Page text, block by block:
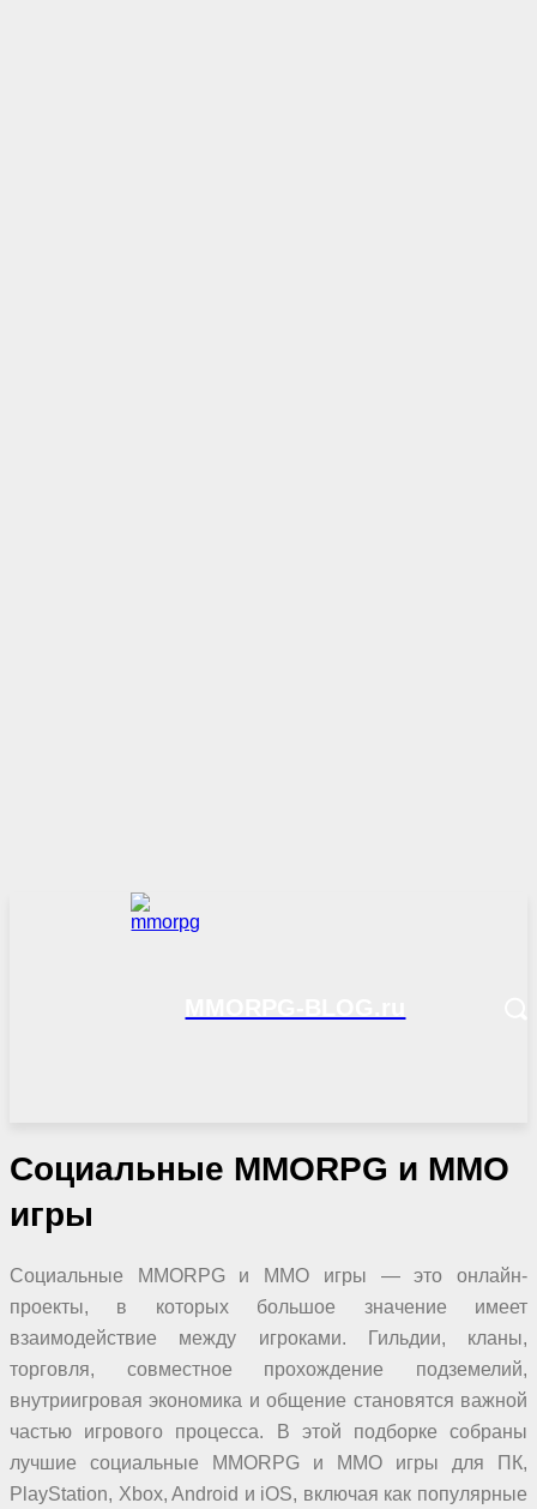
Социальные MMORPG и MMO
игры
Социальные MMORPG и MMO игры — это онлайн-
проекты, в которых большое значение имеет
взаимодействие между игроками. Гильдии, кланы,
торговля, совместное прохождение подземелий,
внутриигровая экономика и общение становятся важной
частью игрового процесса. В этой подборке собраны
лучшие социальные MMORPG и MMO игры для ПК,
PlayStation, Xbox, Android и iOS, включая как популярные